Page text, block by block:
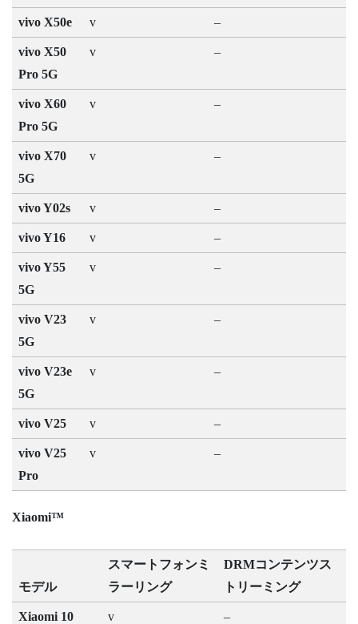
vivo X50e v –
vivo X50
Pro 5G
v –
vivo X60
Pro 5G
v –
vivo X70
5G
v –
vivo Y02s v –
vivo Y16 v –
vivo Y55
5G
v –
vivo V23
5G
v –
vivo V23e
5G
v –
vivo V25 v –
vivo V25
Pro
v –
Xiaomi™
モデル
スマートフォンミ
ラーリング
DRMコンテンツス
トリーミング
Xiaomi 10
v –